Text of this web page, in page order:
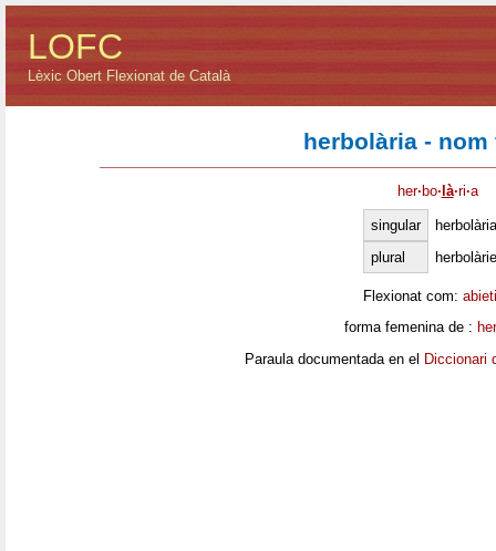
LOFC
Lèxic Obert Flexionat de Català
herbolària - nom
her· bo· là·ri·a
singular
herbolària
plural
Flexionat com:
forma femenina de :
Paraula documentada en el Diccionari